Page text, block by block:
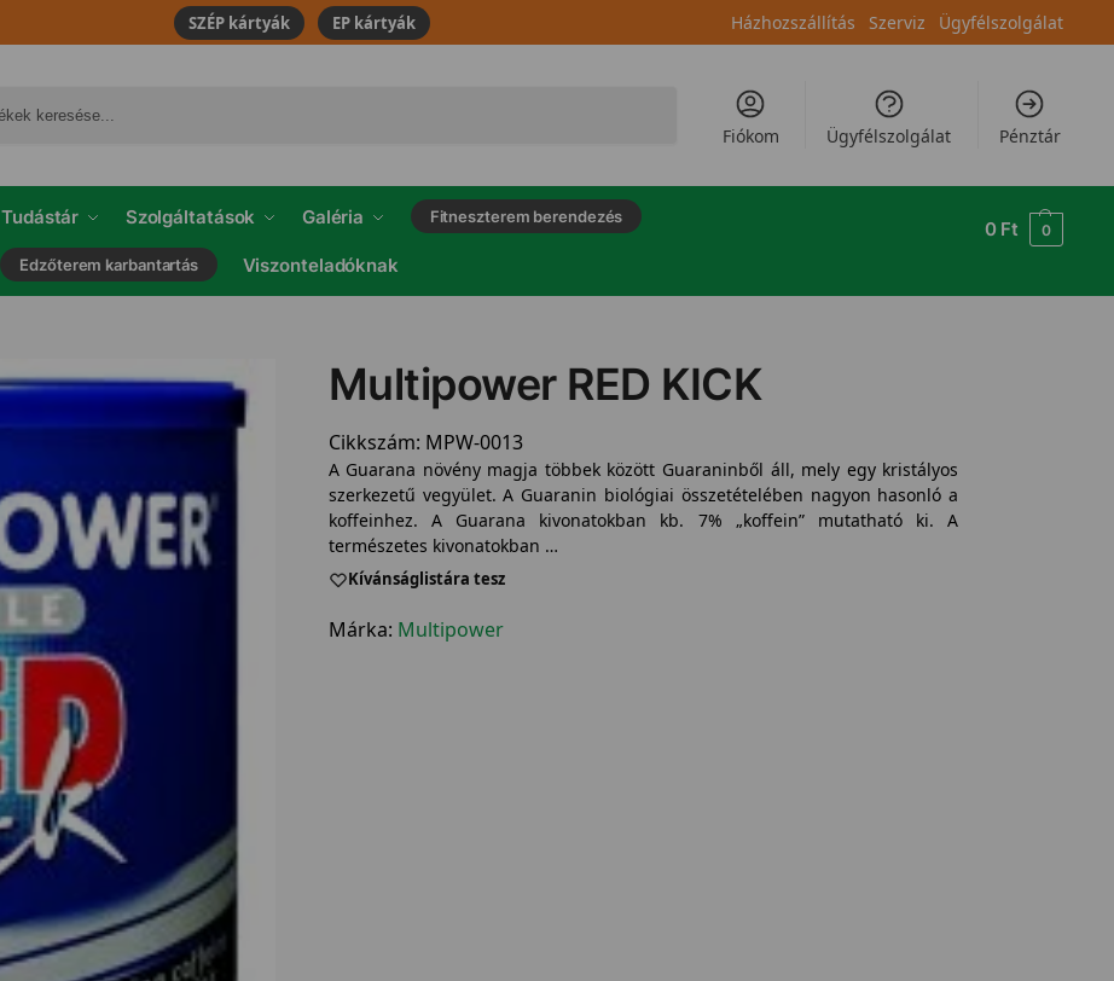
SZÉP kártyák EP kártyák Házhozszállítás Szerviz Ügyfélszolgálat
Fiókom Ügyfélszolgálat Pénztár
Tudástár Szolgáltatások Galéria Fitneszterem berendezés
Edzőterem karbantartás Viszonteladóknak
0 Ft 0
Multipower RED KICK
Cikkszám: MPW-0013
A Guarana növény magja többek között Guaraninből áll, mely egy kristályos
szerkezetű vegyület. A Guaranin biológiai összetételében nagyon hasonló a
koffeinhez. A Guarana kivonatokban kb. 7% „koffein” mutatható ki. A
természetes kivonatokban …
Kívánságlistára tesz
Márka: Multipower